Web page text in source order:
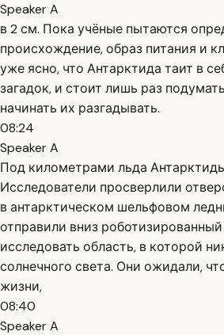
Speaker A
в 2 см. Пока учёные пытаются
происхождение, образ питания и
уже ясно, что Антарктида таит в
загадок, и стоит лишь раз
начинать их разгадывать.
08:24
Speaker A
Под километрами льда
Исследователи просверлили
в антарктическом шельфовом
отправили вниз
исследовать область, в которой
солнечного света. Они ожидали,
жизни,
08:40
Speaker A